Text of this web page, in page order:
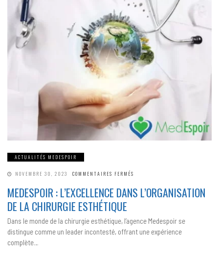
ACTUALITÉS MEDESPOIR
NOVEMBRE 30, 2023 COMMENTAIRES FERMÉS
L’EXCELLENCE
DANS
CHIRURGIE
ESTHÉTIQUE
MEDESPOIR : L’EXCELLENCE DANS L’ORGANISATION
DE LA CHIRURGIE ESTHÉTIQUE
Dans le monde de la chirurgie esthétique, l’agence Medespoir se
distingue comme un leader incontesté, offrant une expérience
complète…